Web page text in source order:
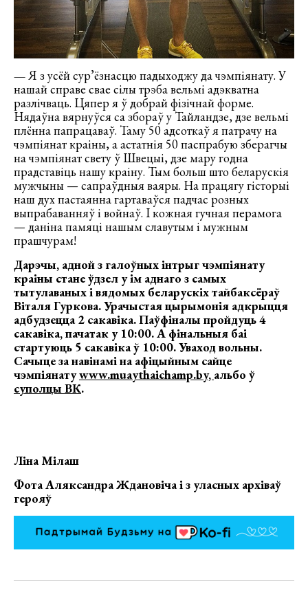
—Я з усёй сур’ёзнасцю падыходжу да чэмпіянату. У
нашай справе свае сілы трэба вельмі адэкватна
разлічваць. Цяпер я ў добрай фізічнай форме.
Нядаўна вярнуўся са збораў у Тайландзе, дзе вельмі
плённа папрацаваў. Таму 50 адсоткаў я патрачу на
чэмпіянат краіны, а астатнія 50 паспрабую зберагчы
на чэмпіянат свету ў Швецыі, дзе мару годна
прадставіць нашу краіну. Тым больш што беларускія
мужчыны — сапраўдныя ваяры. На працягу гісторыі
наш дух пастаянна гартаваўся падчас розных
выпрабаванняў і войнаў. І кожная гучная перамога
— даніна памяці нашым славутым і мужным
прашчурам!
Дарэчы, адной з галоўных інтрыг чэмпіянату
краіны стане ўдзел у ім аднаго з самых
тытулаваных і вядомых беларускіх тайбаксёраў
Віталя Гуркова. Урачыстая цырымонія адкрыцця
адбудзецца 2 сакавіка. Паўфіналы пройдуць 4
сакавіка, пачатак у 10:00. А фінальныя баі
стартуюць 5 сакавіка ў 10:00. Уваход вольны.
Сачыце за навінамі на афіцыйным сайце
чэмпіянатуwww.muaythaichamp.by, альбо ў
суполцы ВК.
Ліна Мілаш
Фота Аляксандра Ждановіча і з уласных архіваў
герояў